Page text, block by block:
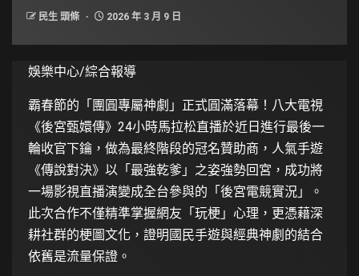
民生 頭條 2026 年 3 月 9 日
娛樂中心/綜合報導
霸春節的「團圓專屬神劇」正式圓滿落幕！八大電視
《後宮甄嬛傳》24小時馬拉松直播於近日進行最後一
輪收官下鑰，做為最終階段的冠名贊助商，人氣手遊
《傳說對決》以「最強乾爹」之姿強勢回宮，成功將
一場影視直播演變成全台參與的「後宮電競實況」。
此次合作不僅精準掌握網友「玩梗」心理，更憑藉深
耕社群的梗圖文化，證明國民手遊與經典神劇的結合
依舊是流量保證。